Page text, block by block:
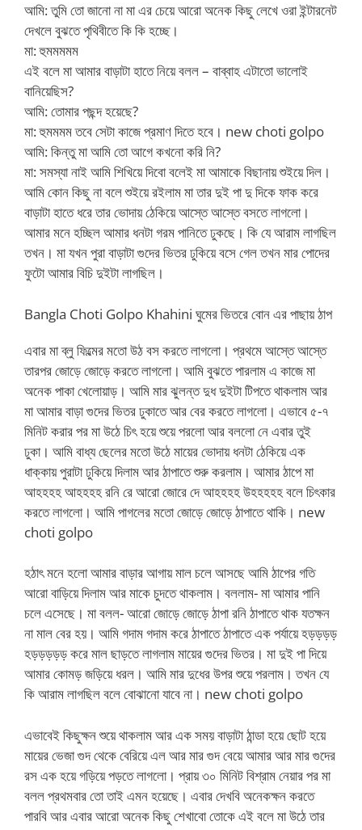
আমি: তুমি তো জানো না মা এর চেয়ে আরো অনেক কিছু লেখে ওরা ইন্টারনেট
দেখলে বুঝতে পৃথিবীতে কি কি হচ্ছে।
মা: হুমমমমম
এই বলে মা আমার বাড়াটা হাতে নিয়ে বলল – বাব্বাহ এটাতো ভালোই
বানিয়েছিস?
আমি: তোমার পছন্দ হয়েছে?
মা: হুমমমম তবে সেটা কাজে প্রমাণ দিতে হবে। new choti golpo
আমি: কিন্তু মা আমি তো আগে কখনো করি নি?
মা: সমস্যা নাই আমি শিখিয়ে দিবো বলেই মা আমাকে বিছানায় শুইয়ে দিল।
আমি কোন কিছু না বলে শুইয়ে রইলাম মা তার দুই পা দু দিকে ফাক করে
বাড়াটা হাতে ধরে তার ভোদায় ঠেকিয়ে আস্তে আস্তে বসতে লাগলো।
আমার মনে হচ্ছিল আমার ধনটা গরম পানিতে ঢুকছে। কি যে আরাম লাগছিল
তখন। মা যখন পুরা বাড়াটা গুদের ভিতর ঢুকিয়ে বসে গেল তখন মার পোদের
ফুটো আমার বিচি দুইটা লাগছিল।
Bangla Choti Golpo Khahini ঘুমের ভিতরে বোন এর পাছায় ঠাপ
এবার মা ব্লু ফিল্মের মতো উঠ বস করতে লাগলো। প্রথমে আস্তে আস্তে
তারপর জোড়ে জোড়ে করতে লাগলো। আমি বুঝতে পারলাম এ কাজে মা
অনেক পাকা খেলোয়াড়। আমি মার ঝুলন্ত দুধ দুইটা টিপতে থাকলাম আর
মা আমার বাড়া গুদের ভিতর ঢুকাতে আর বের করতে লাগলো। এভাবে ৫-৭
মিনিট করার পর মা উঠে চিৎ হয়ে শুয়ে পরলো আর বললো নে এবার তুই
ঢুকা। আমি বাধ্য ছেলের মতো উঠে মায়ের ভোদায় ধনটা ঠেকিয়ে এক
ধাক্কায় পুরাটা ঢুকিয়ে দিলাম আর ঠাপাতে শুরু করলাম। আমার ঠাপে মা
আহহহহ আহহহহ রনি রে আরো জোরে দে আহহহহ উহহহহহ বলে চিৎকার
করতে লাগলো। আমি পাগলের মতো জোড়ে জোড়ে ঠাপাতে থাকি। new
choti golpo
হঠাৎ মনে হলো আমার বাড়ার আগায় মাল চলে আসছে আমি ঠাপের গতি
আরো বাড়িয়ে দিলাম আর মাকে চুদতে থাকলাম। বললাম- মা আমার পানি
চলে এসেছে। মা বলল- আরো জোড়ে জোড়ে ঠাপা রনি ঠাপাতে থাক যতক্ষন
না মাল বের হয়। আমি গদাম গদাম করে ঠাপাতে ঠাপাতে এক পর্যায়ে হড়ড়ড়ড়
হড়ড়ড়ড়ড় করে মাল ছাড়তে লাগলাম মায়ের গুদের ভিতর। মা দুই পা দিয়ে
আমার কোমড় জড়িয়ে ধরল। আমি মার দুধের উপর শুয়ে পরলাম। তখন যে
কি আরাম লাগছিল বলে বোঝানো যাবে না। new choti golpo
এভাবেই কিছুক্ষন শুয়ে থাকলাম আর এক সময় বাড়াটা ঠান্ডা হয়ে ছোট হয়ে
মায়ের ভেজা গুদ থেকে বেরিয়ে এল আর মার গুদ বেয়ে আমার আর মার গুদের
রস এক হয়ে গড়িয়ে পড়তে লাগলো। প্রায় ৩০ মিনিট বিশ্রাম নেয়ার পর মা
বলল প্রথমবার তো তাই এমন হয়েছে। এবার দেখবি অনেকক্ষন করতে
পারবি আর এবার আরো অনেক কিছু শেখাবো তোকে এই বলে মা উঠে তার